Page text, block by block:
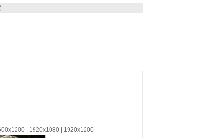
| 1920x1080 | 1920x1200